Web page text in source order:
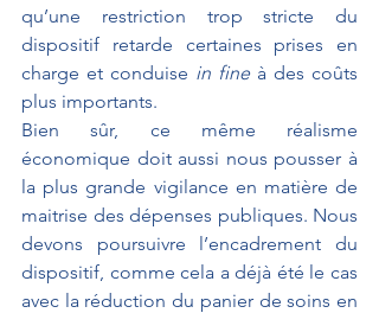
qu’une restriction trop stricte du
dispositif retarde certaines prises en
charge et conduise in fine à des coûts
plus importants.
Bien sûr, ce même réalisme
économique doit aussi nous pousser à
la plus grande vigilance en matière de
maitrise des dépenses publiques. Nous
devons poursuivre l’encadrement du
dispositif, comme cela a déjà été le cas
avec la réduction du panier de soins en